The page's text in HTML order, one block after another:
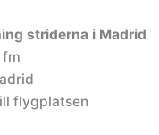
striderna i Madrid
fm